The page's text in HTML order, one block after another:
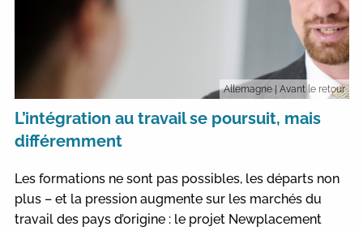
Allemagne | Avant le retour
L’intégration au travail se poursuit, mais
différemment
Les formations ne sont pas possibles, les départs non
plus – et la pression augmente sur les marchés du
travail des pays d’origine : le projet Newplacement